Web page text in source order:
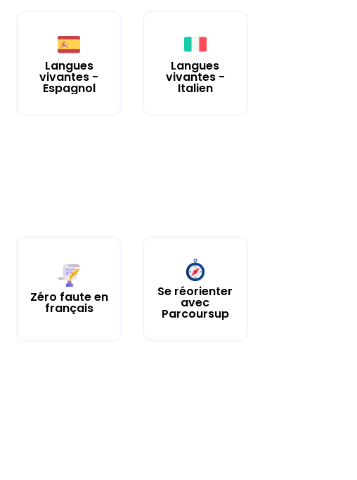
Langues
vivantes -
Espagnol
Langues
vivantes -
Italien
Zéro faute en
français
Se réorienter
avec
Parcoursup